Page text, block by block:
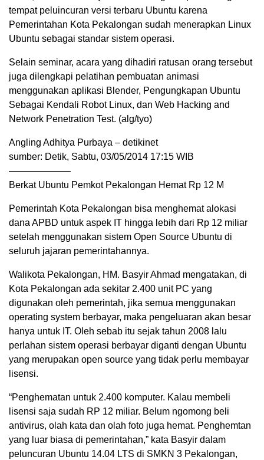
tempat peluincuran versi terbaru Ubuntu karena
Pemerintahan Kota Pekalongan sudah menerapkan Linux
Ubuntu sebagai standar sistem operasi.
Selain seminar, acara yang dihadiri ratusan orang tersebut
juga dilengkapi pelatihan pembuatan animasi
menggunakan aplikasi Blender, Pengungkapan Ubuntu
Sebagai Kendali Robot Linux, dan Web Hacking and
Network Penetration Test. (alg/tyo)
Angling Adhitya Purbaya – detikinet
sumber: Detik, Sabtu, 03/05/2014 17:15 WIB
——————–
Berkat Ubuntu Pemkot Pekalongan Hemat Rp 12 M
Pemerintah Kota Pekalongan bisa menghemat alokasi
dana APBD untuk aspek IT hingga lebih dari Rp 12 miliar
setelah menggunakan sistem Open Source Ubuntu di
seluruh jajaran pemerintahannya.
Walikota Pekalongan, HM. Basyir Ahmad mengatakan, di
Kota Pekalongan ada sekitar 2.400 unit PC yang
digunakan oleh pemerintah, jika semua menggunakan
operating system berbayar, maka pengeluaran akan besar
hanya untuk IT. Oleh sebab itu sejak tahun 2008 lalu
perlahan sistem operasi berbayar diganti dengan Ubuntu
yang merupakan open source yang tidak perlu membayar
lisensi.
“Penghematan untuk 2.400 komputer. Kalau membeli
lisensi saja sudah RP 12 miliar. Belum ngomong beli
antivirus, olah kata dan olah foto juga hemat. Penghemtan
yang luar biasa di pemerintahan,” kata Basyir dalam
peluncuran Ubuntu 14.04 LTS di SMKN 3 Pekalongan,